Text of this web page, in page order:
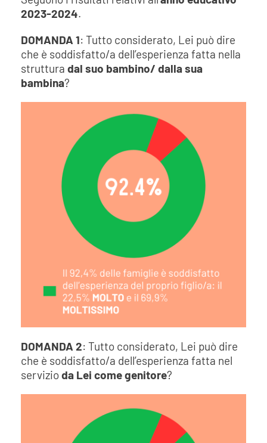
2023-2024.
DOMANDA 1: Tutto considerato, Lei può dire
che è soddisfatto/a dell’esperienza fatta nella
struttura dal suo bambino/ dalla sua
bambina?
DOMANDA 2: Tutto considerato, Lei può dire
che è soddisfatto/a dell’esperienza fatta nel
servizio da Lei come genitore?